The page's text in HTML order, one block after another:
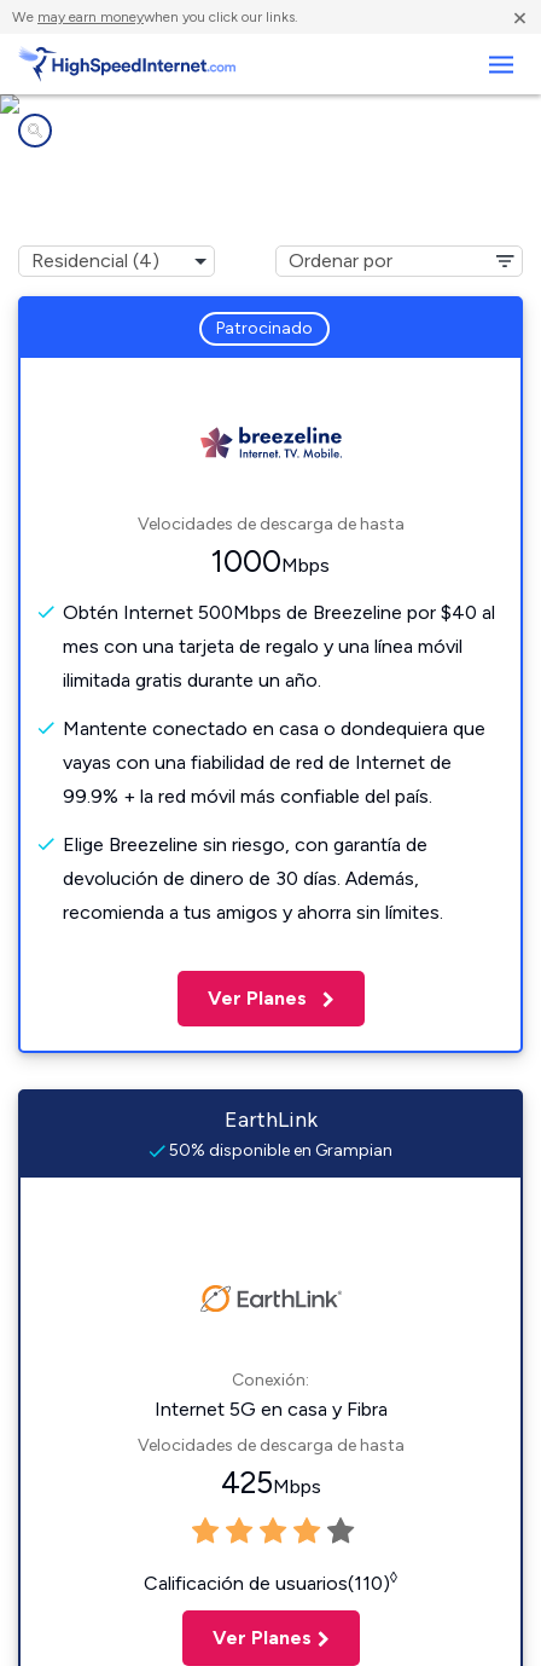
We may earn moneywhen you click our links. ×
Patrocinado
Velocidades de descarga de hasta
1000Mbps
Obtén Internet 500Mbps de Breezeline por $40 al
mes con una tarjeta de regalo y una línea móvil
ilimitada gratis durante un año.
Mantente conectado en casa o dondequiera que
vayas con una fiabilidad de red de Internet de
99.9% + la red móvil más confiable del país.
Elige Breezeline sin riesgo, con garantía de
devolución de dinero de 30 días. Además,
recomienda a tus amigos y ahorra sin límites.
Ver Planes
EarthLink
50% disponible en Grampian
Conexión:
Internet 5G en casa y Fibra
Velocidades de descarga de hasta
425Mbps
Calificación de usuarios(110)◊
Ver Planes